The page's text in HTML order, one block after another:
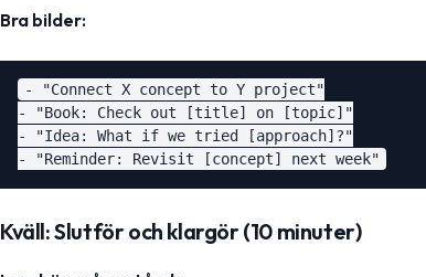
Bra bilder:
- "Connect X concept to Y project"
- "Book: Check out [title] on [topic]"
- "Idea: What if we tried [approach]?"
Kväll: Slutför och klargör (10 minuter)